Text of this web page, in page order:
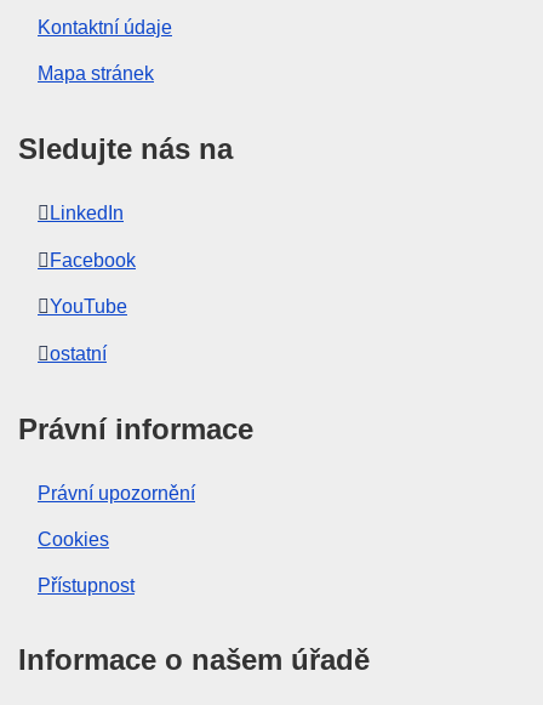
Kontaktní údaje
Mapa stránek
Sledujte nás na
LinkedIn
Facebook
YouTube
ostatní
Právní informace
Právní upozornění
Cookies
Přístupnost
Informace o našem úřadě